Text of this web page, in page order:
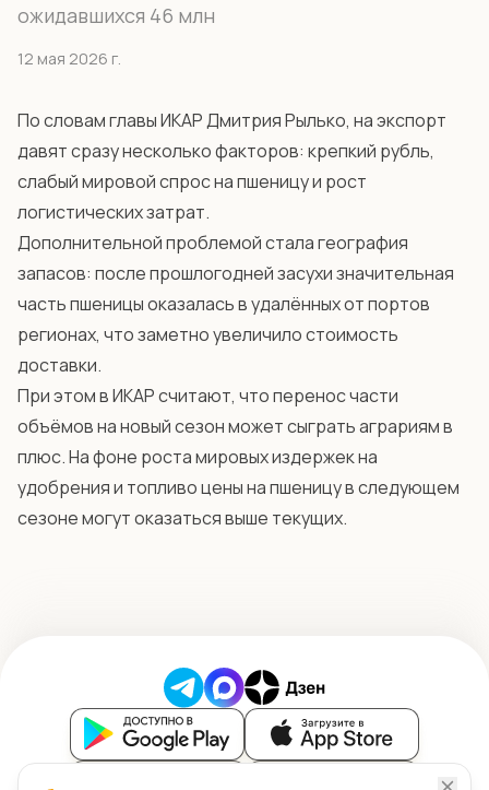
ожидавшихся 46 млн
12 мая 2026 г.
По словам главы ИКАР Дмитрия Рылько, на экспорт
давят сразу несколько факторов: крепкий рубль,
слабый мировой спрос на пшеницу и рост
логистических затрат.
Дополнительной проблемой стала география
запасов: после прошлогодней засухи значительная
часть пшеницы оказалась в удалённых от портов
регионах, что заметно увеличило стоимость
доставки.
При этом в ИКАР считают, что перенос части
объёмов на новый сезон может сыграть аграриям в
плюс. На фоне роста мировых издержек на
удобрения и топливо цены на пшеницу в следующем
сезоне могут оказаться выше текущих.